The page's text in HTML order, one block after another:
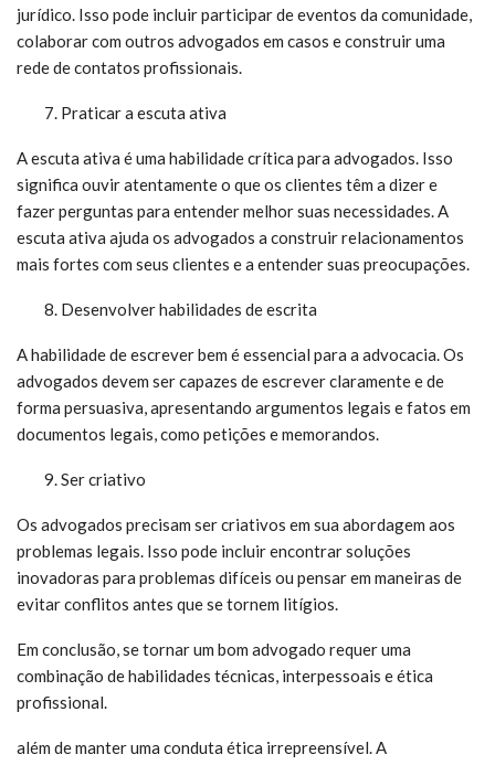
jurídico. Isso pode incluir participar de eventos da comunidade,
colaborar com outros advogados em casos e construir uma
rede de contatos profissionais.
Praticar a escuta ativa
A escuta ativa é uma habilidade crítica para advogados. Isso
significa ouvir atentamente o que os clientes têm a dizer e
fazer perguntas para entender melhor suas necessidades. A
escuta ativa ajuda os advogados a construir relacionamentos
mais fortes com seus clientes e a entender suas preocupações.
Desenvolver habilidades de escrita
A habilidade de escrever bem é essencial para a advocacia. Os
advogados devem ser capazes de escrever claramente e de
forma persuasiva, apresentando argumentos legais e fatos em
documentos legais, como petições e memorandos.
Ser criativo
Os advogados precisam ser criativos em sua abordagem aos
problemas legais. Isso pode incluir encontrar soluções
inovadoras para problemas difíceis ou pensar em maneiras de
evitar conflitos antes que se tornem litígios.
Em conclusão, se tornar um bom advogado requer uma
combinação de habilidades técnicas, interpessoais e ética
profissional.
além de manter uma conduta ética irrepreensível. A